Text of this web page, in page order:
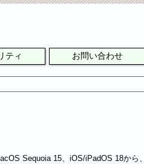
ティ お問い合わせ
Sequoia 15、iOS/iPadOS 18から、